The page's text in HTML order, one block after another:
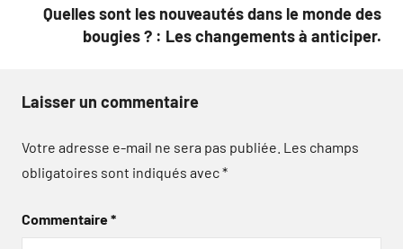
Quelles sont les nouveautés dans le monde des
bougies ? : Les changements à anticiper.
Laisser un commentaire
Votre adresse e-mail ne sera pas publiée. Les champs
obligatoires sont indiqués avec*
Commentaire*